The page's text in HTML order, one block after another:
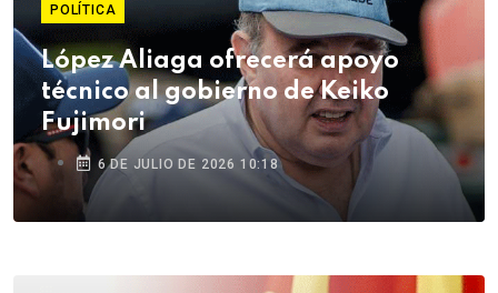
POLÍTICA
López Aliaga ofrecerá apoyo
técnico al gobierno de Keiko
Fujimori
6 DE JULIO DE 2026 10:18